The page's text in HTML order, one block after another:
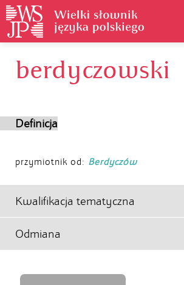
Historia słownika
berdyczowski
Definicja
przymiotnik od: Berdyczów
Kwalifikacja tematyczna
Odmiana